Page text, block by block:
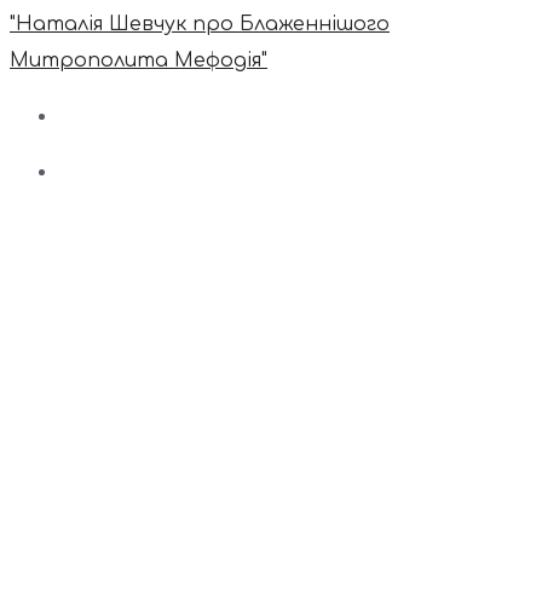
"Наталія Шевчук про Блаженнішого
Митрополита Мефодія"